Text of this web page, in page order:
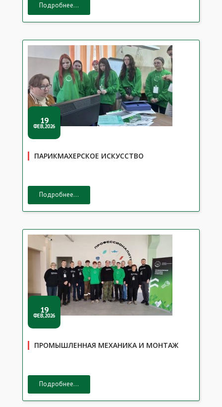
Подробнее...
19
ФЕВ,2026
ПАРИКМАХЕРСКОЕ ИСКУССТВО
Подробнее...
19
ФЕВ,2026
ПРОМЫШЛЕННАЯ МЕХАНИКА И МОНТАЖ
Подробнее...